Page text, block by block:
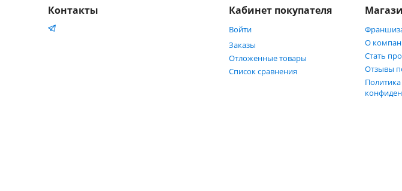
Контакты Кабинет покупателя
Войти
Заказы
Отложенные товары
Список сравнения
О
Стать
Отзывы
Политика